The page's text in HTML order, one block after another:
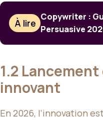
À lire
Copywriter :
Persuasive
1.2
innovant
En 2026, l’innovation